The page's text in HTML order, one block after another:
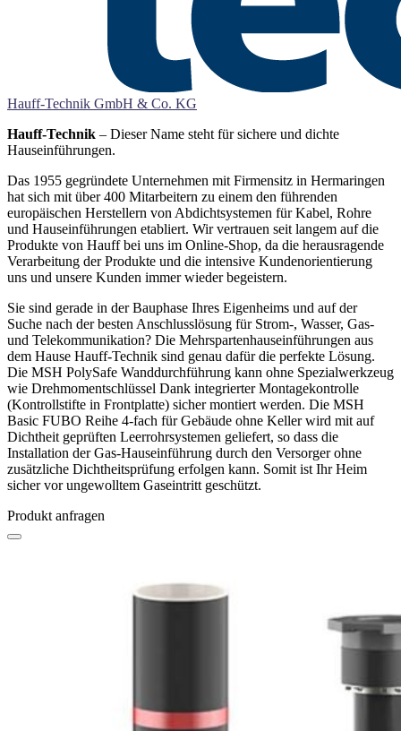
Hauff-Technik GmbH & Co. KG
Hauff-Technik – Dieser Name steht für sichere und dichte
Hauseinführungen.
Das 1955 gegründete Unternehmen mit Firmensitz in Hermaringen
hat sich mit über 400 Mitarbeitern zu einem den führenden
europäischen Herstellern von Abdichtsystemen für Kabel, Rohre
und Hauseinführungen etabliert. Wir vertrauen seit langem auf die
Produkte von Hauff bei uns im Online-Shop, da die herausragende
Verarbeitung der Produkte und die intensive Kundenorientierung
uns und unsere Kunden immer wieder begeistern.
Sie sind gerade in der Bauphase Ihres Eigenheims und auf der
Suche nach der besten Anschlusslösung für Strom-, Wasser, Gas-
und Telekommunikation? Die Mehrspartenhauseinführungen aus
dem Hause Hauff-Technik sind genau dafür die perfekte Lösung.
Die MSH PolySafe Wanddurchführung kann ohne Spezialwerkzeug
wie Drehmomentschlüssel Dank integrierter Montagekontrolle
(Kontrollstifte in Frontplatte) sicher montiert werden. Die MSH
Basic FUBO Reihe 4-fach für Gebäude ohne Keller wird mit auf
Dichtheit geprüften Leerrohrsystemen geliefert, so dass die
Installation der Gas-Hauseinführung durch den Versorger ohne
zusätzliche Dichtheitsprüfung erfolgen kann. Somit ist Ihr Heim
sicher vor ungewolltem Gaseintritt geschützt.
Produkt anfragen